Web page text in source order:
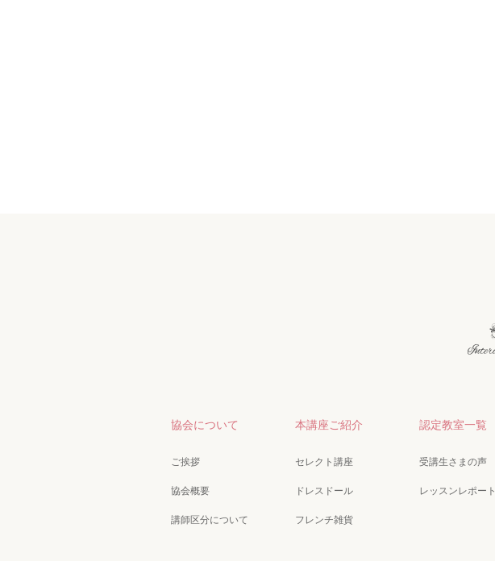
協会について
ご挨拶
協会概要
講師区分について
本講座ご紹介
セレクト講座
ドレスドール
フレンチ雑貨
認定教室一覧
受講生さまの声
レッスンレポート